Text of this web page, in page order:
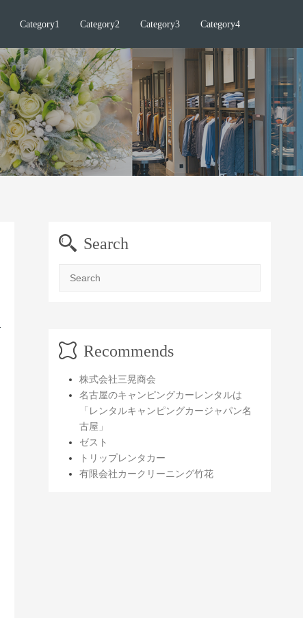
Category1 Category2 Category3 Category4
Search
Search
Recommends
株式会社三晃商会
名古屋のキャンピングカーレンタルは
「レンタルキャンピングカージャパン名
古屋」
ゼスト
トリップレンタカー
有限会社カークリーニング竹花